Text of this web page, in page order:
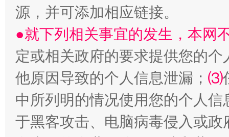
国家大学科技园优化重塑工作
源，并可添加相应链接。
●就下列相关事宜的发生，本网
定或相关政府的要求提供您的个
他原因导致的个人信息泄漏； ⑶
中所列明的情况使用您的个人
于黑客攻击、电脑病毒侵入或